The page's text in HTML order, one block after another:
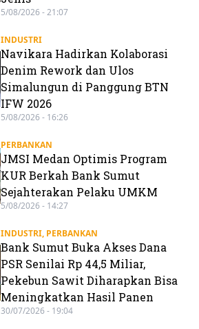
5/08/2026 - 21:07
INDUSTRI
Navikara Hadirkan Kolaborasi
Denim Rework dan Ulos
Simalungun di Panggung BTN
IFW 2026
5/08/2026 - 16:26
PERBANKAN
JMSI Medan Optimis Program
KUR Berkah Bank Sumut
Sejahterakan Pelaku UMKM
5/08/2026 - 14:27
INDUSTRI, PERBANKAN
Bank Sumut Buka Akses Dana
PSR Senilai Rp 44,5 Miliar,
Pekebun Sawit Diharapkan Bisa
Meningkatkan Hasil Panen
30/07/2026 - 19:04